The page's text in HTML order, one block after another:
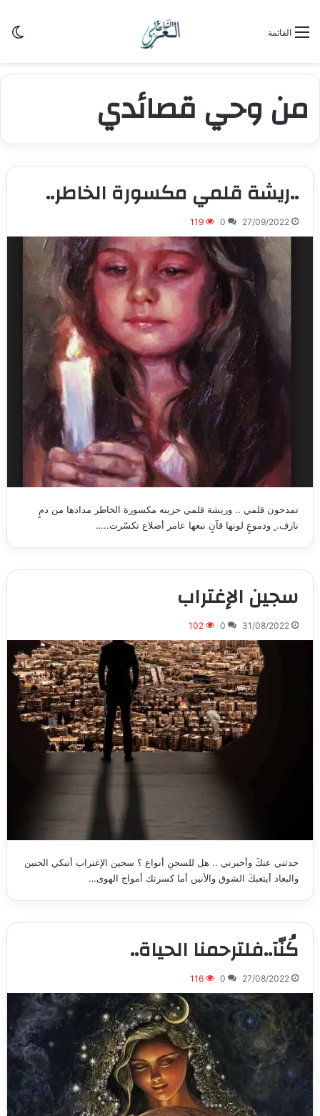
القائمة
من وحي قصائدي
..ريشة قلمي مكسورة الخاطر..
27/09/2022
0
119
تمدحون قلمي .. وريشة قلمي حزينه مكسورة الخاطر مدادها من دمٍ
نازف. ٍ ودموعٍ لونها قآنٍ نبعها عامر أضلاع تكسّرت..…
سجين الإغتراب
31/08/2022
0
102
حدثني عنكَ وأخبرني .. هل للسجنِ أنواع ؟ سجين الإغتراب أتبكي الحنين
والبعاد أيتعبكَ الشوق والأنين أما كسرتك أمواج الهوى…
كُنّآ..فلترحمنا الحياة..
27/08/2022
0
116